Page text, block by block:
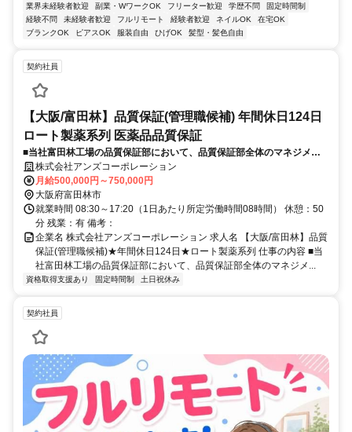
業界未経験者歓迎 副業・WワークOK フリーター歓迎 学歴不問
固定時間制
経験不問
未経験者歓迎 フルリモート 経験者歓迎 ネイルOK
在宅OK
ブランクOK
ピアスOK 服装自由 ひげOK 髪型・髪色自由
契約社員
【大阪/富田林】品質保証(管理職候補) 年間休日124日
ロート製薬系列 医薬品品質保証
■当社富田林工場の品質保証部において、品質保証部全体のマネジメン
ト業務をお任せいたします。週に1日程度奈良工場のマネジメントのた
め、奈良工場に勤務いただくことを想定しています。
株式会社アンズコーポレーション
月給500,000円～750,000円
大阪府富田林市
就業時間 08:30～17:20（1日あたり所定労働時間08時間） 休憩：50
分 残業：有 備考：
企業名 株式会社アンズコーポレーション 求人名 【大阪/富田林】品質
保証(管理職候補)★年間休日124日★ロート製薬系列 仕事の内容 ■当
社富田林工場の品質保証部において、品質保証部全体のマネジメ...
資格取得支援あり 固定時間制 土日祝休み
契約社員